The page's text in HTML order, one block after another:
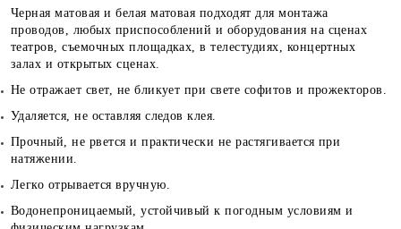
Черная матовая и белая матовая подходят для монтажа
проводов, любых приспособлений и оборудования на сценах
театров, съемочных площадках, в телестудиях, концертных
залах и открытых сценах.
Не отражает свет, не бликует при свете софитов и прожекторов.
Удаляется, не оставляя следов клея.
Прочный, не рвется и практически не растягивается при
натяжении.
Легко отрывается вручную.
Водонепроницаемый, устойчивый к погодным условиям и